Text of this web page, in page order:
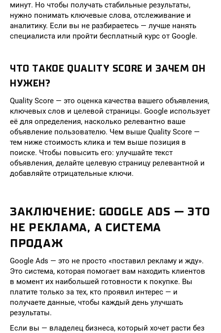
минут. Но чтобы получать стабильные результаты,
нужно понимать ключевые слова, отслеживание и
аналитику. Если вы не разбираетесь — лучше нанять
специалиста или пройти бесплатный курс от Google.
ЧТО ТАКОЕ QUALITY SCORE И ЗАЧЕМ ОН
НУЖЕН?
Quality Score — это оценка качества вашего объявления,
ключевых слов и целевой страницы. Google использует
её для определения, насколько релевантно ваше
объявление пользователю. Чем выше Quality Score —
тем ниже стоимость клика и тем выше позиция в
поиске. Чтобы повысить его: улучшайте текст
объявления, делайте целевую страницу релевантной и
добавляйте отрицательные ключи.
ЗАКЛЮЧЕНИЕ: GOOGLE ADS — ЭТО
НЕ РЕКЛАМА, А СИСТЕМА
ПРОДАЖ
Google Ads — это не просто «поставил рекламу и жду».
Это система, которая помогает вам находить клиентов
в момент их наибольшей готовности к покупке. Вы
платите только за тех, кто проявил интерес — и
получаете данные, чтобы каждый день улучшать
результаты.
Если вы — владелец бизнеса, который хочет расти без